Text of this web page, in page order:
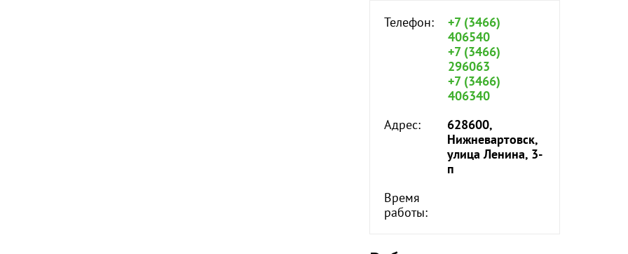
Телефон:
+7 (3466)
406540
+7 (3466)
296063
+7 (3466)
406340
Адрес:
628600,
Нижневартовск,
улица Ленина, 3-
п
Время
работы: